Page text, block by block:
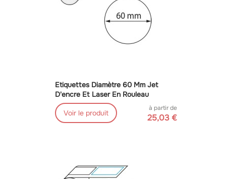
Etiquettes Diamètre 60 Mm Jet
D'encre Et Laser En Rouleau
Voir le produit
à partir de
25,03 €